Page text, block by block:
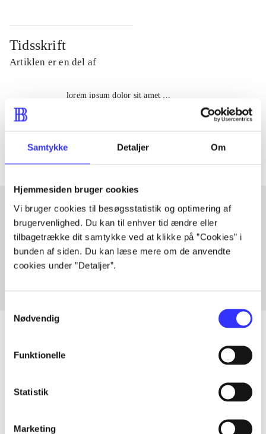
Samtykke Detaljer Om
Hjemmesiden bruger cookies
Vi bruger cookies til besøgsstatistik og optimering af
brugervenlighed. Du kan til enhver tid ændre eller
tilbagetrække dit samtykke ved at klikke på ”Cookies” i
bunden af siden. Du kan læse mere om de anvendte
cookies under ”Detaljer”.
Nødvendig
Funktionelle
Statistik
Marketing
Tidsskrift
Artiklen er en del af
lorem ipsum dolor sit amet ...
Artikler med samme emner
Fra